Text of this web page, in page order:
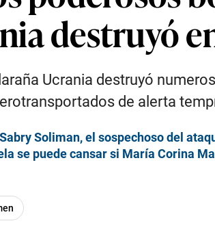
destruyó
Ucrania destruyó
de alerta
Soliman, el sospechoso del
se puede cansar si María Corina